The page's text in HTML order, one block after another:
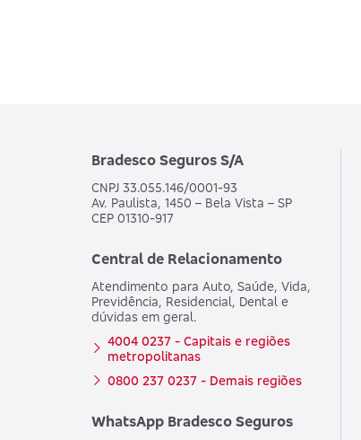
Bradesco Seguros S/A
CNPJ 33.055.146/0001-93
Av. Paulista, 1450 – Bela Vista – SP
CEP 01310-917
Central de Relacionamento
Atendimento para Auto, Saúde, Vida,
Previdência, Residencial, Dental e
dúvidas em geral.
4004 0237 - Capitais e regiões
metropolitanas
0800 237 0237 - Demais regiões
WhatsApp Bradesco Seguros